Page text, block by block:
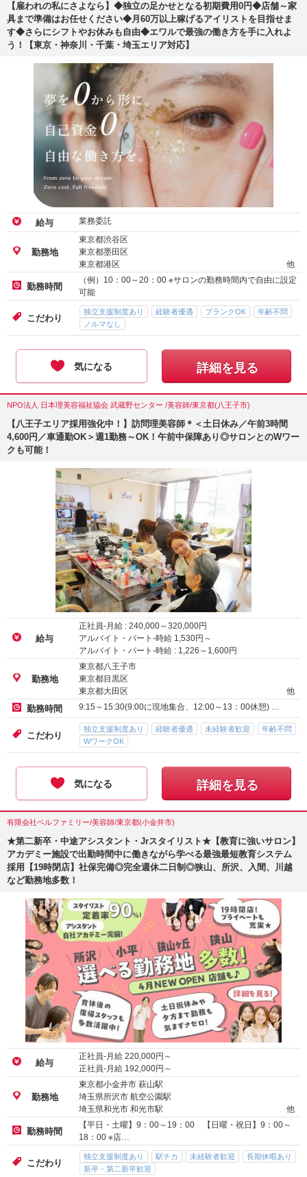
【雇われの私にさよなら】◆独立の足かせとなる初期費用0円◆店舗～家
具まで準備はお任せください◆月60万以上稼げるアイリストを目指せま
す◆さらにシフトやお休みも自由◆エワルで最強の働き方を手に入れよ
う！【東京・神奈川・千葉・埼玉エリア対応】
給与 業務委託
勤務地
東京都渋谷区
東京都墨田区
東京都港区
他
勤務時間
（例）10：00～20：00 ※サロンの勤務時間内で自由に設定
可能
こだわり
独立支援制度あり 経験者優遇 ブランクOK
年齢不問
ノルマなし
気になる 詳細を見る
NPO法人 日本理美容福祉協会 武蔵野センター /美容師/東京都(八王子市)
【八王子エリア採用強化中！】訪問理美容師＊＜土日休み／午前3時間
4,600円／車通勤OK＞週1勤務～OK！午前中保障あり◎サロンとのWワー
クも可能！
給与
正社員-月給 : 240,000～320,000円
アルバイト・パート-時給 1,530円～
アルバイト・パート-時給 : 1,226 ～ 1,600円
勤務地
東京都八王子市
東京都目黒区
東京都大田区
他
勤務時間 9:15～15:30(9:00に現地集合、12:00～13：00休憩) …
こだわり
独立支援制度あり 経験者優遇 未経験者歓迎
年齢不問
WワークOK
気になる 詳細を見る
有限会社ベルファミリー/美容師/東京都(小金井市)
★第二新卒・中途アシスタント・Jrスタイリスト★【教育に強いサロン】
アカデミー施設で出勤時間中に働きながら学べる最強最短教育システム
採用【19時閉店】社保完備◎完全週休二日制◎狭山、所沢、入間、川越
など勤務地多数！
給与
正社員-月給 220,000円～
正社員-月給 192,000円～
勤務地
東京都小金井市 萩山駅
埼玉県所沢市 航空公園駅
埼玉県和光市 和光市駅
他
勤務時間
【平日・土曜】9：00～19：00 【日曜・祝日】9：00～
18：00 ※店…
こだわり
独立支援制度あり 駅チカ 未経験者歓迎
長期休暇あり
新卒・第二新卒歓迎